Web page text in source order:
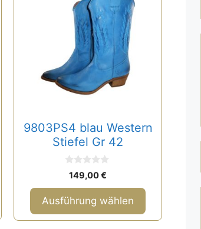
9803PS4 blau Western
Stiefel Gr 42
0
o
n
5
149,00€
Ausführung wählen
Optionen
der
Produktseite